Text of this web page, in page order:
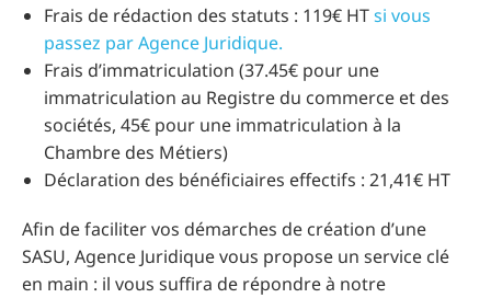
Frais de rédaction des statuts : 119€ HTsi vous
passez par Agence Juridique.
Frais d’immatriculation (37.45€ pour une
immatriculation au Registre du commerce et des
sociétés, 45€ pour une immatriculation à la
Chambre des Métiers)
Déclaration des bénéficiaires effectifs : 21,41€ HT
Afin de faciliter vos démarches de création d’une
SASU, Agence Juridique vous propose un service clé
en main : il vous suffira de répondre à notre